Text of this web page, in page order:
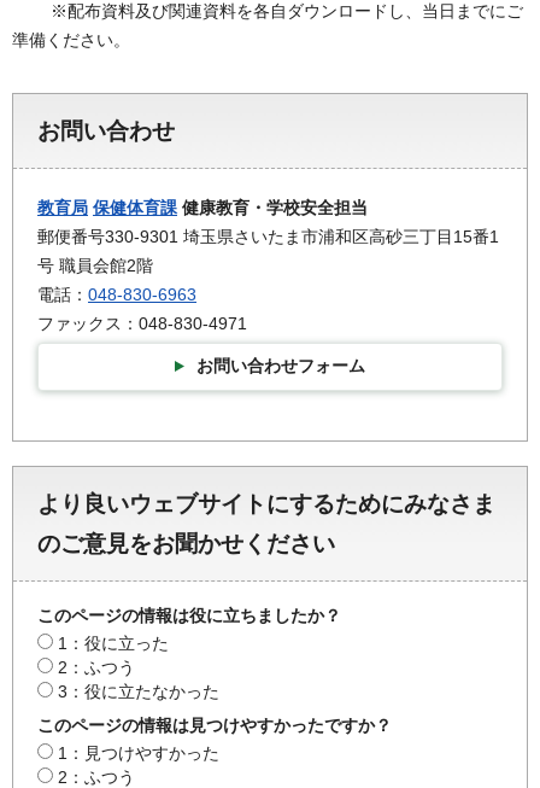
※配布資料及び関連資料を各自ダウンロードし、当日までにご
準備ください。
お問い合わせ
教育局 保健体育課 健康教育・学校安全担当
郵便番号330-9301 埼玉県さいたま市浦和区高砂三丁目15番1
号 職員会館2階
電話： 048-830-6963
ファックス：048-830-4971
お問い合わせフォーム
より良いウェブサイトにするためにみなさま
のご意見をお聞かせください
このページの情報は役に立ちましたか？
1：役に立った
2：ふつう
3：役に立たなかった
このページの情報は見つけやすかったですか？
1：見つけやすかった
2：ふつう